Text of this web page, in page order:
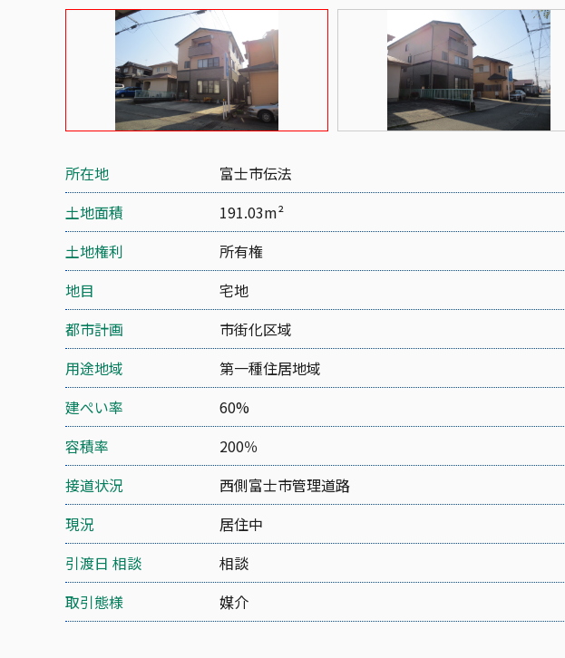
所在地
富士市伝法
土地面積
191.03m²
土地権利
所有権
地目
宅地
都市計画
市街化区域
用途地域
第一種住居地域
建ぺい率
60%
容積率
200％
接道状況
西側富士市管理道路
現況
居住中
引渡日 相談
相談
取引態様
媒介